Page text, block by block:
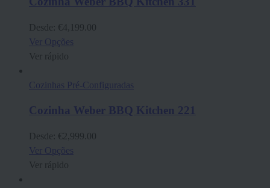
Desde: € 4,199.00
Ver Opções
Ver rápido
Cozinhas Pré-Configuradas
Cozinha Weber BBQ Kitchen 221
Desde: € 2,999.00
Ver Opções
Ver rápido